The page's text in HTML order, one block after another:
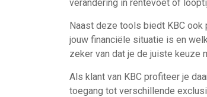
verandering in rentevoet of
Naast deze tools biedt KBC ook
jouw financiële situatie is en
zeker van dat je de juiste keuze
Als klant van KBC profiteer je
toegang tot verschillende